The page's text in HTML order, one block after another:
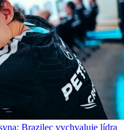
Brazilec vychvaluje lídra